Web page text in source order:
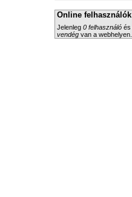
Online felhasználók
Jelenleg 0 felhasználó és
vendég van a webhelyen.